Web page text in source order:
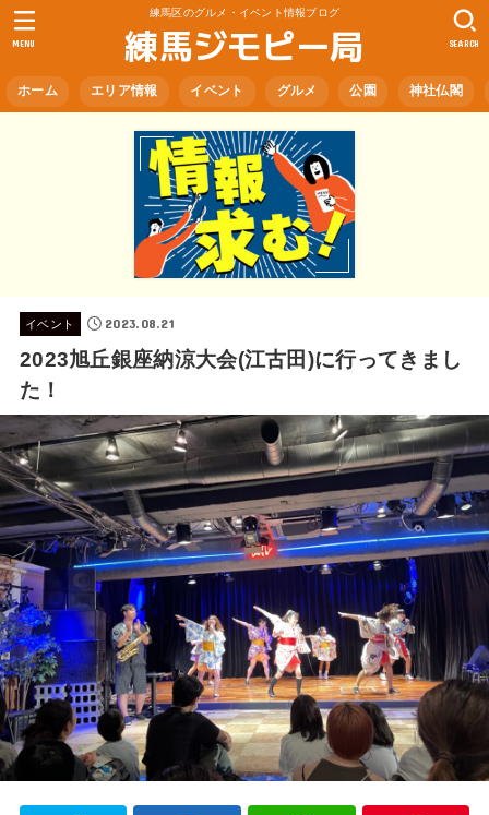
練馬区のグルメ・イベント情報ブログ
練馬ジモピー局
ホーム エリア情報 イベント グルメ 公園 神社仏閣
SEARCH
MENU
イベント 2023.08.21
2023旭丘銀座納涼大会(江古田)に行ってきまし
た！